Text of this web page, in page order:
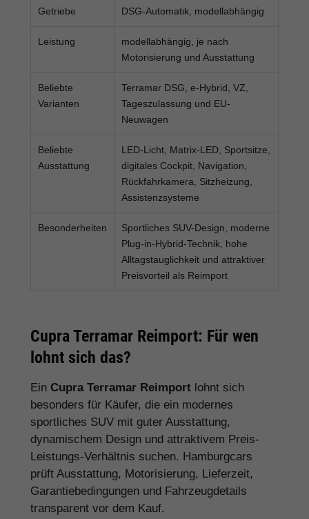
Getriebe DSG-Automatik, modellabhängig
Leistung
modellabhängig, je nach
Motorisierung und Ausstattung
Beliebte
Varianten
Terramar DSG, e-Hybrid, VZ,
Tageszulassung und EU-
Neuwagen
Beliebte
Ausstattung
LED-Licht, Matrix-LED, Sportsitze,
digitales Cockpit, Navigation,
Rückfahrkamera, Sitzheizung,
Assistenzsysteme
Besonderheiten
Sportliches SUV-Design, moderne
Plug-in-Hybrid-Technik, hohe
Alltagstauglichkeit und attraktiver
Preisvorteil als Reimport
Cupra Terramar Reimport: Für wen
lohnt sich das?
Ein Cupra Terramar Reimport lohnt sich
besonders für Käufer, die ein modernes
sportliches SUV mit guter Ausstattung,
dynamischem Design und attraktivem Preis-
Leistungs-Verhältnis suchen. Hamburgcars
prüft Ausstattung, Motorisierung, Lieferzeit,
Garantiebedingungen und Fahrzeugdetails
transparent vor dem Kauf.